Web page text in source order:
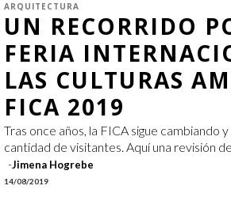
ARQUITECTURA
UN RECORRIDO
FERIA
LAS CULTURAS
FICA 2019
Tras once años, la FICA sigue cambiando
cantidad de visitantes. Aquí una revisión
Jimena Hogrebe
14/08/2019